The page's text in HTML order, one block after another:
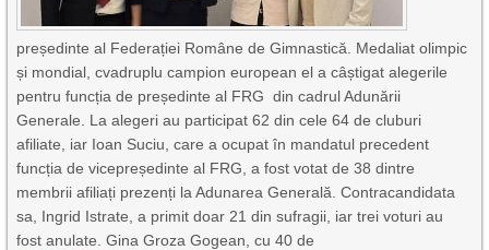
președinte al Federației Române de Gimnastică. Medaliat olimpic
și mondial, cvadruplu campion european el a câștigat alegerile
pentru funcția de președinte al FRG din cadrul Adunării
Generale. La alegeri au participat 62 din cele 64 de cluburi
afiliate, iar Ioan Suciu, care a ocupat în mandatul precedent
funcția de vicepreședinte al FRG, a fost votat de 38 dintre
membrii afiliați prezenți la Adunarea Generală. Contracandidata
sa, Ingrid Istrate, a primit doar 21 din sufragii, iar trei voturi au
fost anulate. Gina Groza Gogean, cu 40 de